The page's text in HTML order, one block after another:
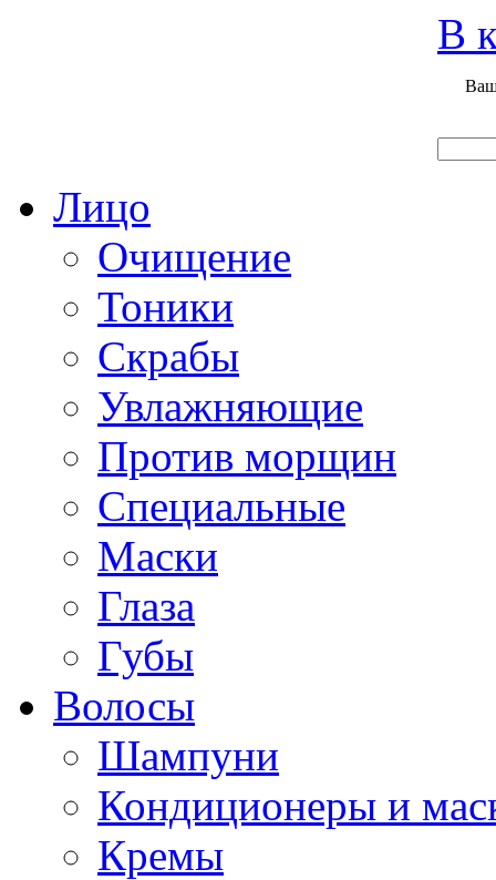
В
Лицо
Очищение
Тоники
Скрабы
Увлажняющие
Против морщин
Специальные
Маски
Глаза
Губы
Волосы
Шампуни
Кондиционеры и
Кремы